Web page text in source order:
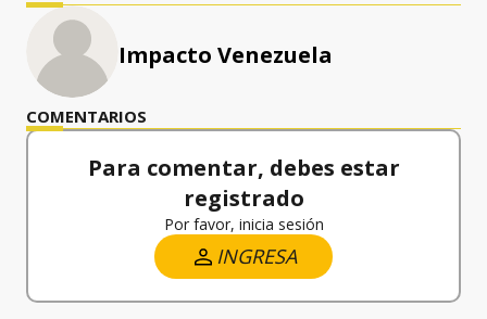
Impacto Venezuela
COMENTARIOS
Para comentar, debes estar
registrado
Por favor, inicia sesión
INGRESA